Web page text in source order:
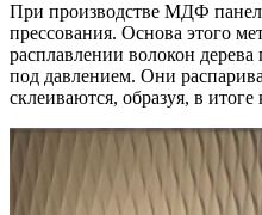
При производстве МДФ
прессования. Основа этого
расплавлении волокон
под давлением. Они
склеиваются, образуя, в